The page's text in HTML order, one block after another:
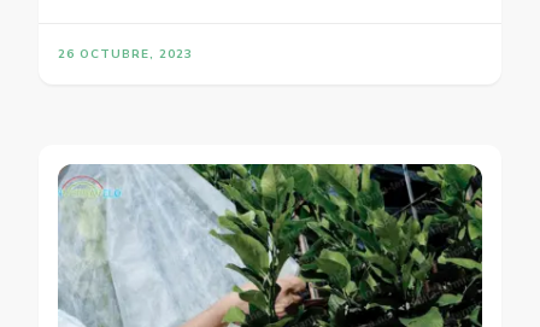
26 OCTUBRE, 2023